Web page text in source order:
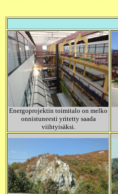
Energoprojektin toimitalo on melko
onnistuneesti yritetty saada
viihtyisäksi.